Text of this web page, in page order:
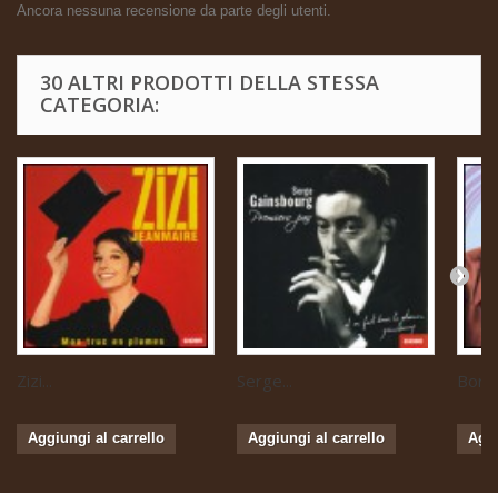
Ancora nessuna recensione da parte degli utenti.
30 ALTRI PRODOTTI DELLA STESSA
CATEGORIA:
Zizi...
Aggiungi al carrello
Serge...
Aggiungi al carrello